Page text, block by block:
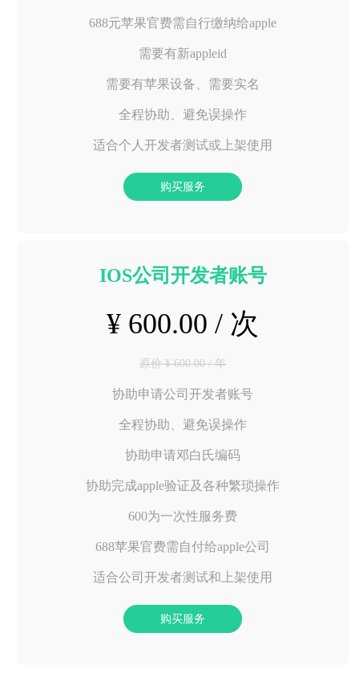
688元苹果官费需自行缴纳给apple
需要有新appleid
需要有苹果设备、需要实名
全程协助、避免误操作
适合个人开发者测试或上架使用
购买服务
IOS公司开发者账号
¥ 600.00 / 次
原价 ¥ 600.00 / 年
协助申请公司开发者账号
全程协助、避免误操作
协助申请邓白氏编码
协助完成apple验证及各种繁琐操作
600为一次性服务费
688苹果官费需自付给apple公司
适合公司开发者测试和上架使用
购买服务